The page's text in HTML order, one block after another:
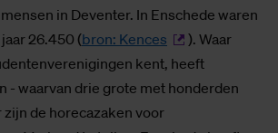
in Deventer. In Enschede waren
26.450 (bron: Kences
). Waar
kent, heeft
- waarvan drie grote met honderden
zijn de horecazaken voor